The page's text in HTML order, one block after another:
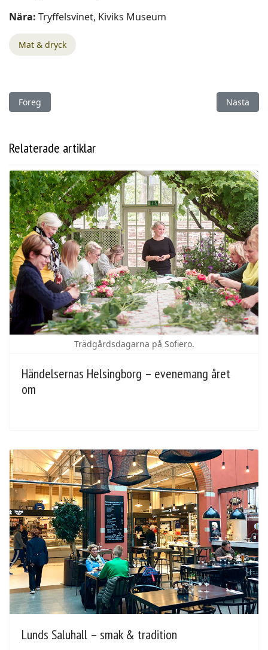
Nära: Tryffelsvinet, Kiviks Museum
Mat & dryck
Föregående artikel: Lös mysteriet med Fotografens död
Föreg Nästa
Nästa
Relaterade artiklar
Trädgårdsdagarna på Sofiero.
Händelsernas Helsingborg – evenemang året
om
Lunds Saluhall – smak & tradition